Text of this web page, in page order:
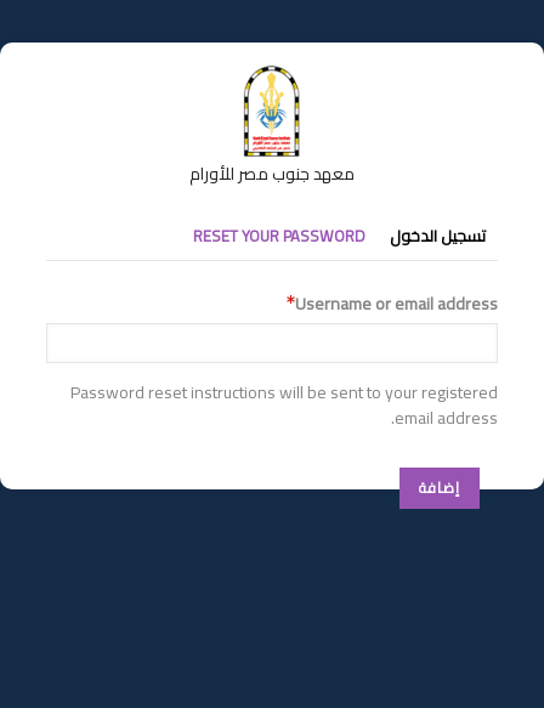
إلى
المحتوى
معهد جنوب مصر للأورام
التبويبات
الأساسية
تسجيل الدخول RESET YOUR PASSWORD
Username or email address
Password reset instructions will be sent to your registered
email address.